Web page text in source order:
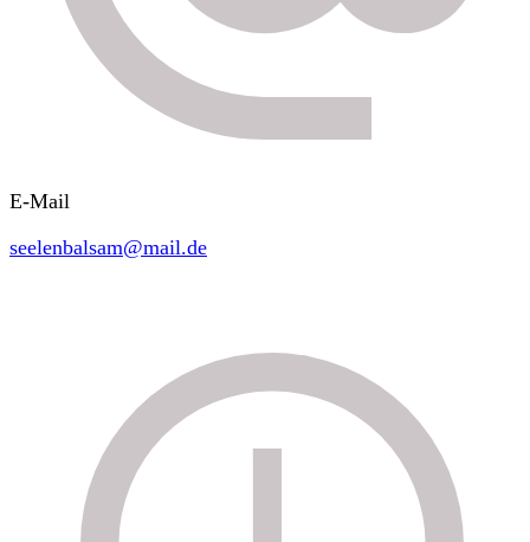
E-Mail
seelenbalsam@mail.de